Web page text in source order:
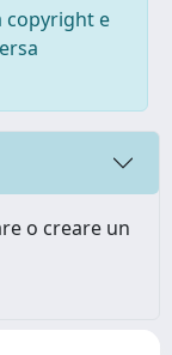
copyright e
o creare un